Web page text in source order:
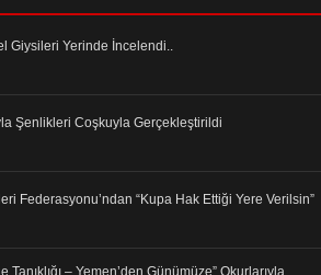
Giysileri Yerinde İncelendi..
Şenlikleri Coşkuyla Gerçekleştirildi
Federasyonu’ndan “Kupa Hak Ettiği Yere Verilsin”